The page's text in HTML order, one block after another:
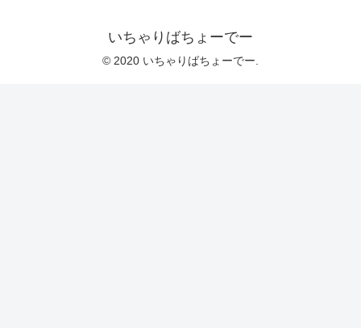
いちゃりばちょーでー
© 2020 いちゃりばちょーでー.